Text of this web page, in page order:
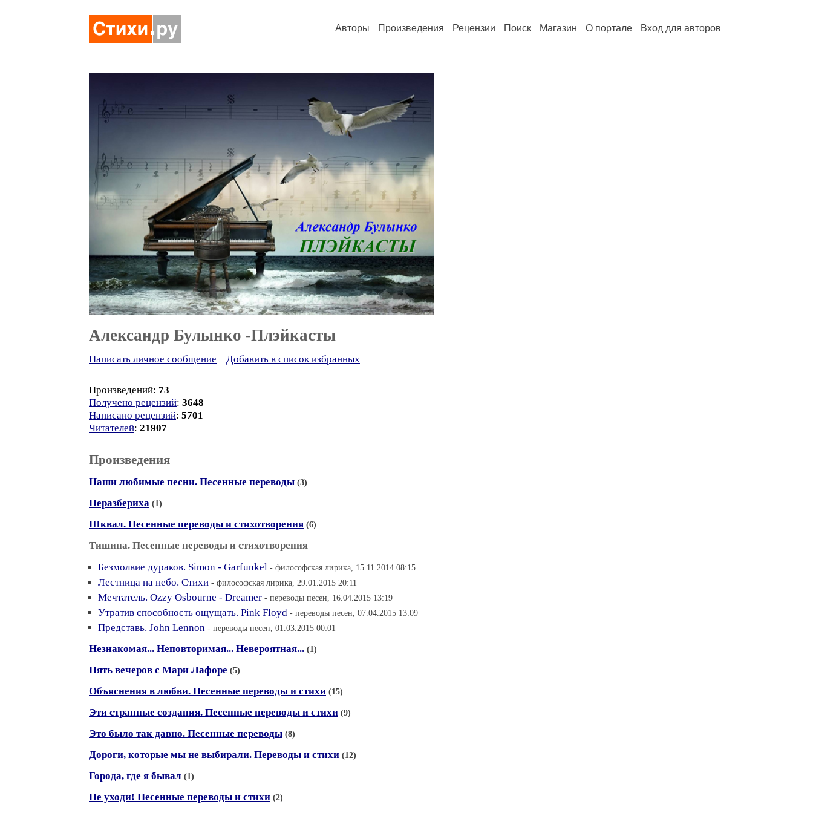
Авторы Произведения Рецензии Поиск Магазин О портале Вход для авторов
Александр Булынко -Плэйкасты
Написать личное сообщение Добавить в список избранных
Произведений: 73
Получено рецензий: 3648
Написано рецензий: 5701
Читателей: 21907
Произведения
Наши любимые песни. Песенные переводы (3)
Неразбериха (1)
Шквал. Песенные переводы и стихотворения (6)
Тишина. Песенные переводы и стихотворения
Безмолвие дураков. Simon - Garfunkel - философская лирика, 15.11.2014 08:15
Лестница на небо. Стихи - философская лирика, 29.01.2015 20:11
Мечтатель. Ozzy Osbourne - Dreamer - переводы песен, 16.04.2015 13:19
Утратив способность ощущать. Pink Floyd - переводы песен, 07.04.2015 13:09
Представь. John Lennon - переводы песен, 01.03.2015 00:01
Незнакомая... Неповторимая... Невероятная... (1)
Пять вечеров с Мари Лафоре (5)
Объяснения в любви. Песенные переводы и стихи (15)
Эти странные создания. Песенные переводы и стихи (9)
Это было так давно. Песенные переводы (8)
Дороги, которые мы не выбирали. Переводы и стихи (12)
Города, где я бывал (1)
Не уходи! Песенные переводы и стихи (2)